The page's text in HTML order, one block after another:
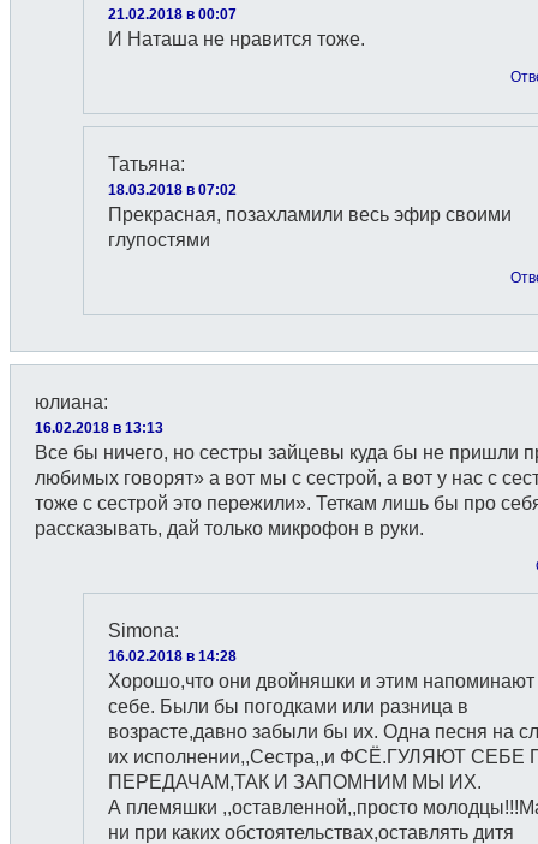
21.02.2018 в 00:07
И Наташа не нравится тоже.
Татьяна:
18.03.2018 в 07:02
Прекрасная, позахламили весь эфир своими
глупостями
юлиана:
16.02.2018 в 13:13
Все бы ничего, но сестры зайцевы куда бы не пришли
любимых говорят» а вот мы с сестрой, а вот у нас с
тоже с сестрой это пережили». Теткам лишь бы про
рассказывать, дай только микрофон в руки.
Simona:
16.02.2018 в 14:28
Хорошо,что они двойняшки и этим напоминают
себе. Были бы погодками или разница в
возрасте,давно забыли бы их. Одна песня на
их исполнении,,Сестра,,и ФСЁ.ГУЛЯЮТ СЕБЕ
ПЕРЕДАЧАМ,ТАК И ЗАПОМНИМ МЫ ИХ.
А племяшки ,,оставленной,,просто
ни при каких обстоятельствах,оставлять дитя